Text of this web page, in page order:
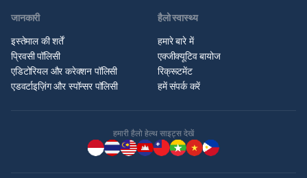
जानकारी
इस्तेमाल की शर्तें
प्रिवसी पॉलिसी
एडिटोरियल और करेक्शन पॉलिसी
एडवर्टाइज़िंग और स्पॉन्सर पॉलिसी
हैलो स्वास्थ्य
हमारे बारे में
एक्जीक्यूटिव बायोज
रिक्रूटमेंट
हमें संपर्क करें
हमारी हैलो हेल्थ साइट्स देखें